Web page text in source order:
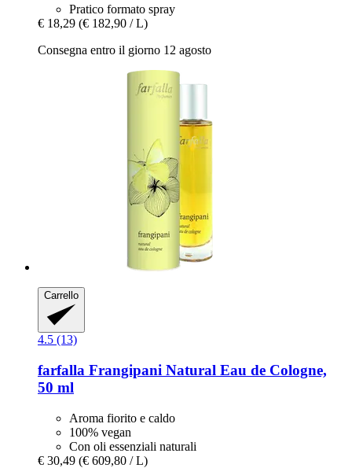
Pratico formato spray
€ 18,29 (€ 182,90 / L)
Consegna entro il giorno 12 agosto
Carrello
4.5 (13)
farfalla Frangipani Natural Eau de Cologne,
50 ml
Aroma fiorito e caldo
100% vegan
Con oli essenziali naturali
€ 30,49 (€ 609,80 / L)